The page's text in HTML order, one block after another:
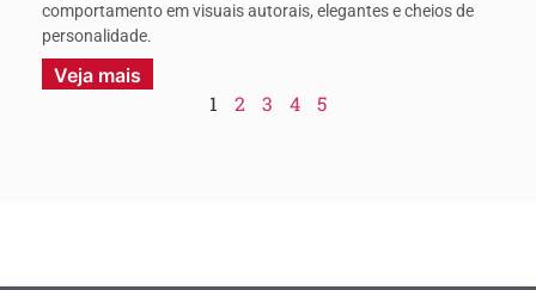
comportamento em visuais autorais, elegantes e cheios de
personalidade.
Veja mais
1 2 3 4 5